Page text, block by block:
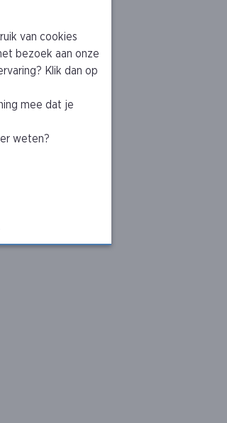
van cookies
bezoek aan onze
Klik dan op
mee dat je
weten?